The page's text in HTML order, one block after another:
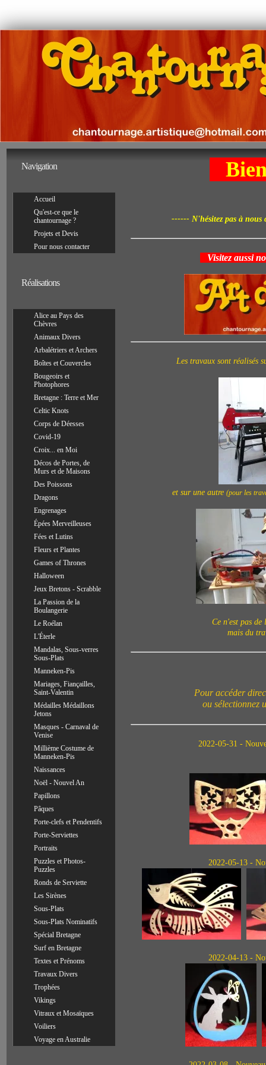
Navigation
Accueil
Qu'est-ce que le
chantournage ?
Projets et Devis
Pour nous contacter
Réalisations
Alice au Pays des
Chèvres
Animaux Divers
Arbalétriers et Archers
Boîtes et Couvercles
Bougeoirs et
Photophores
Bretagne : Terre et Mer
Celtic Knots
Corps de Déesses
Covid-19
Croix... en Moi
Décos de Portes, de
Murs et de Maisons
Des Poissons
Dragons
Engrenages
Épées Merveilleuses
Fées et Lutins
Fleurs et Plantes
Games of Thrones
Halloween
Jeux Bretons - Scrabble
La Passion de la
Boulangerie
Le Roélan
L'Éterle
Mandalas, Sous-verres
Sous-Plats
Manneken-Pis
Mariages, Fiançailles,
Saint-Valentin
Médailles Médaillons
Jetons
Masques - Carnaval de
Venise
Millième Costume de
Manneken-Pis
Naissances
Noël - Nouvel An
Papillons
Pâques
Porte-clefs et Pendentifs
Porte-Serviettes
Portraits
Puzzles et Photos-
Puzzles
Ronds de Serviette
Les Sirènes
Sous-Plats
Sous-Plats Nominatifs
Spécial Bretagne
Surf en Bretagne
Textes et Prénoms
Travaux Divers
Trophées
Vikings
Vitraux et Mosaïques
Voiliers
Voyage en Australie
------ N'hésitez pas à nous
Visitez aussi
Les travaux sont réalisés
et sur une autre (pour les
Ce n'est pas
mais du
Pour accéder
ou sélectionnez
2022-05-31 -
2022-05-13 -
2022-04-13 -